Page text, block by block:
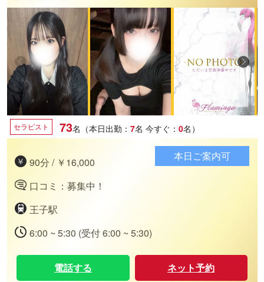
セラピスト 73名（本日出勤： 7名 今すぐ： 0名）
90分 / ￥16,000
口コミ：募集中！
王子駅
6:00 ~ 5:30 (受付 6:00 ~ 5:30)
本日ご案内可
電話する ネット予約